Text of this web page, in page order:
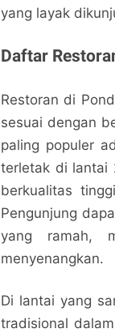
yang layak
Daftar
Restoran di
sesuai dengan
paling populer
terletak di lantai
berkualitas
Pengunjung
yang ramah,
menyenangkan.
Di lantai yang
tradisional